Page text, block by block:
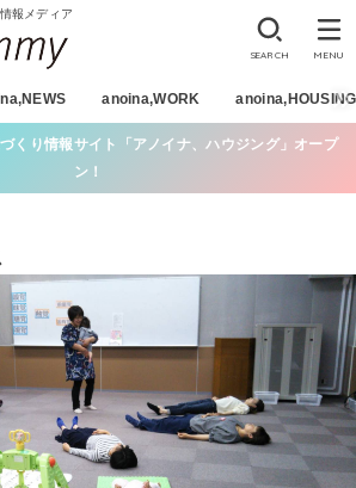
報メディア
anoina,WORK anoina,HOUSING
SEARCH MENU
くり情報サイト「アノイナ、ハウジング」オープ
ン！